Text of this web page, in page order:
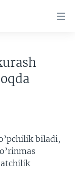
biladi,